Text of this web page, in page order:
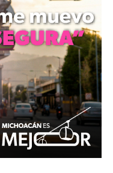
de inteligencia y la
y llevar ante los
contra los
estatal.
que convocar al
de nada, porque la
de las
la complicidad,